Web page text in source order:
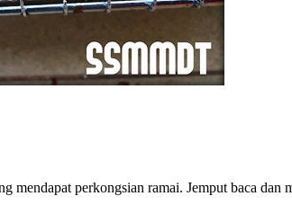
mendapat perkongsian ramai. Jemput baca